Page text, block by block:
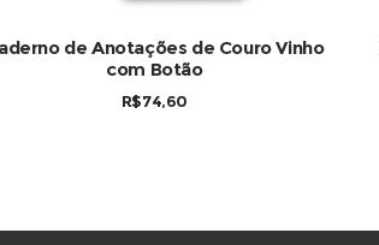
COMPRAR
de Anotações de Couro Vinho
com Botão
R$74,60